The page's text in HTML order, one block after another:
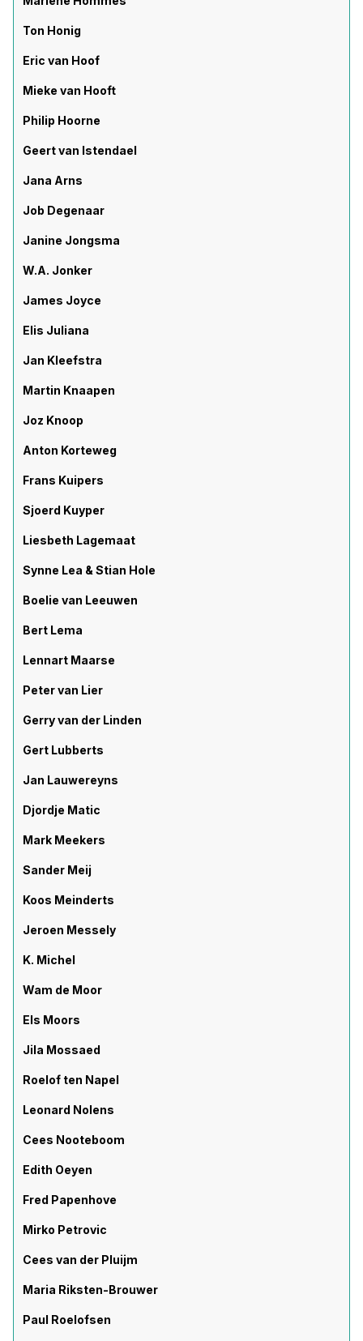
Ton Honig
Eric van Hoof
Mieke van Hooft
Philip Hoorne
Geert van Istendael
Jana Arns
Job Degenaar
Janine Jongsma
W.A. Jonker
James Joyce
Elis Juliana
Jan Kleefstra
Martin Knaapen
Joz Knoop
Anton Korteweg
Frans Kuipers
Sjoerd Kuyper
Liesbeth Lagemaat
Synne Lea & Stian Hole
Boelie van Leeuwen
Bert Lema
Lennart Maarse
Peter van Lier
Gerry van der Linden
Gert Lubberts
Jan Lauwereyns
Djordje Matic
Mark Meekers
Sander Meij
Koos Meinderts
Jeroen Messely
K. Michel
Wam de Moor
Els Moors
Jila Mossaed
Roelof ten Napel
Leonard Nolens
Cees Nooteboom
Edith Oeyen
Fred Papenhove
Mirko Petrovic
Cees van der Pluijm
Maria Riksten-Brouwer
Paul Roelofsen